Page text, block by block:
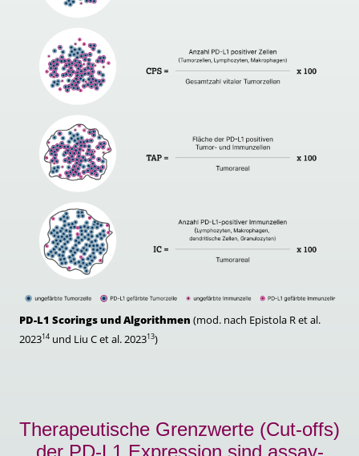
PD-L1 Scorings und Algorithmen (mod. nach Epistola R et al.
202314 und Liu C et al. 202313)
Therapeutische Grenzwerte (Cut-offs)
der PD-L1 Expression sind assay-